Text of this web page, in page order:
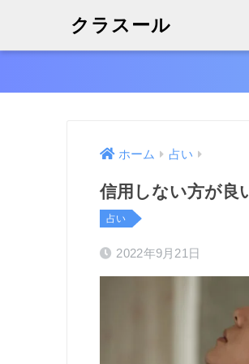
クラスール
ホーム 占い
信用しない方が良
占い
2022年9月21日